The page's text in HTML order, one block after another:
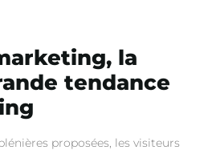
la
tendance
proposées, les visiteurs